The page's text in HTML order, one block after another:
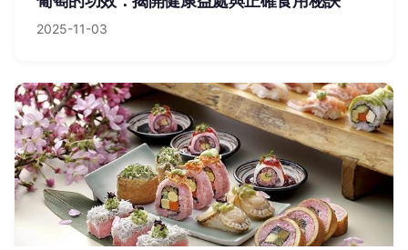
2025-11-03